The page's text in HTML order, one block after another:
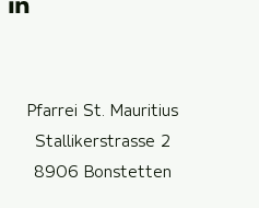
Pfarrei St. Mauritius
Stallikerstrasse 2
8906 Bonstetten